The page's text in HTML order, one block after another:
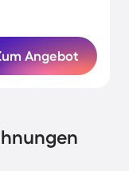
Angebot